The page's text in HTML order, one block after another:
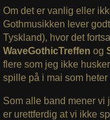
Om det er vanlig eller
Gothmusikken lever
Tyskland), hvor det
WaveGothicTreffen og
flere som jeg ikke
spille på i mai som heter
Som alle band mener vi
er urettferdig at vi ikke